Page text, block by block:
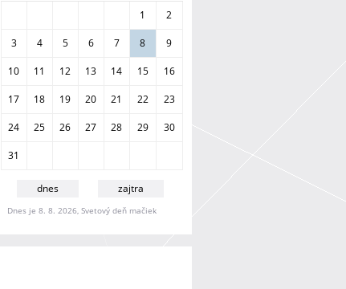
1 2
3 4 5 6 7 8 9
10 11 12 13 14 15 16
17 18 19 20 21 22 23
24 25 26 27 28 29 30
31
dnes zajtra
Dnes je 8. 8. 2026, Svetový deň mačiek